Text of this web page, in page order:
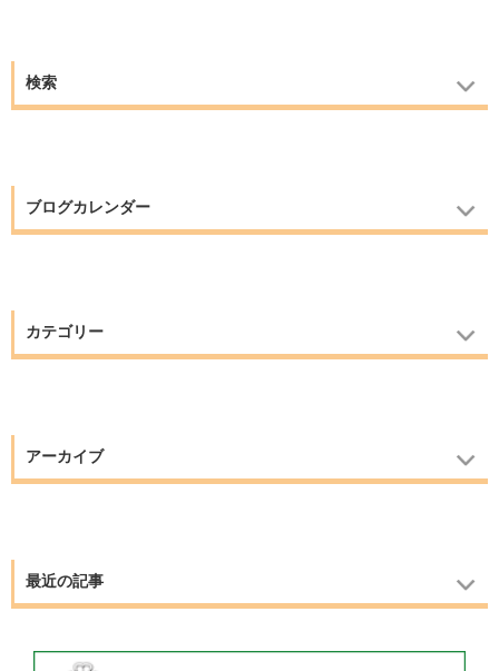
検索
ブログカレンダー
カテゴリー
アーカイブ
最近の記事